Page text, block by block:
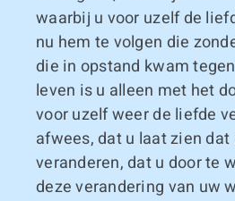
waarbij u voor uzelf de
nu hem te volgen die
die in opstand kwam
leven is u alleen met het
voor uzelf weer de liefde
afwees, dat u laat zien
veranderen, dat u door te
deze verandering van uw